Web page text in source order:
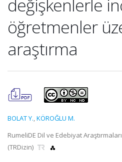
değişkenlerle
öğretmenler
araştırma
BOLAT Y.,KÖROĞLU M.
RumeliDE Dil ve Edebiyat
(TRDizin)